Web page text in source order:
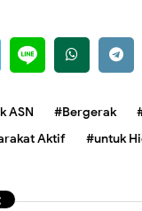
ASN #Bergerak
Aktif #untuk